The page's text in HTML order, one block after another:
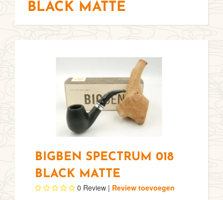
BLACK MATTE
BIGBEN SPECTRUM 018
BLACK MATTE
0 Review | Review toevoegen